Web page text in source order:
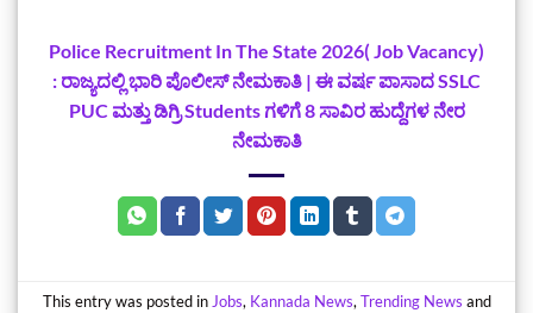
Police Recruitment In The State 2026( Job Vacancy)
: ರಾಜ್ಯದಲ್ಲಿ ಭಾರಿ ಪೊಲೀಸ್ ನೇಮಕಾತಿ | ಈ ವರ್ಷ ಪಾಸಾದ SSLC
PUC ಮತ್ತು ಡಿಗ್ರಿ Students ಗಳಿಗೆ 8 ಸಾವಿರ ಹುದ್ದೆಗಳ ನೇರ
ನೇಮಕಾತಿ
This entry was posted in Jobs, Kannada News, Trending News and